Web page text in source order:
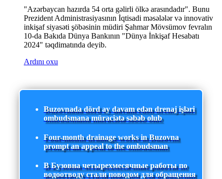
"Azərbaycan hazırda 54 orta gəlirli ölkə arasındadır". Bunu
Prezident Administrasiyasının İqtisadi məsələlər və innovativ
inkişaf siyasəti şöbəsinin müdiri Şahmar Mövsümov fevralın
10-da Bakıda Dünya Bankının "Dünya İnkişaf Hesabatı
2024" təqdimatında deyib.
Ardını oxu
Buzovnada dörd ay davam edən drenaj işləri
ombudsmana müraciətə səbəb olub
Four-month drainage works in Buzovna
prompt an appeal to the ombudsman
В Бузовна четырехмесячные работы по
водоотводу стали поводом для обращения